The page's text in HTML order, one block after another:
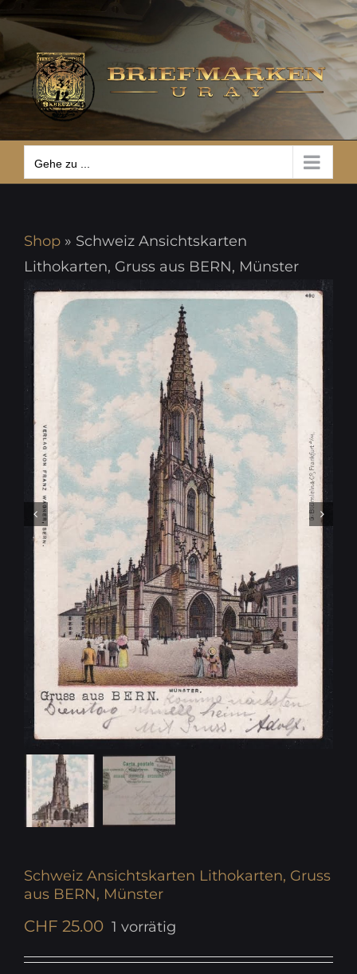
Zum
Inhalt
springen
Gehe zu ...
Gehe zu ...
Shop » Schweiz Ansichtskarten
Lithokarten, Gruss aus BERN, Münster
Schweiz Ansichtskarten Lithokarten, Gruss
aus BERN, Münster
CHF 25.00 1 vorrätig